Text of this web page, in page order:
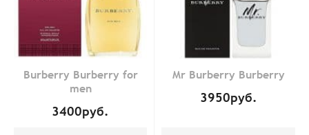
Burberry Burberry for
men
3400руб.
Mr Burberry Burberry
3950руб.